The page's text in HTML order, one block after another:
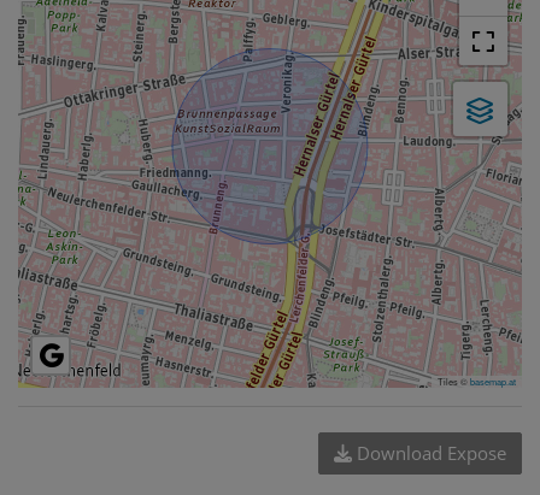
Tiles ©basemap.at
Download Expose